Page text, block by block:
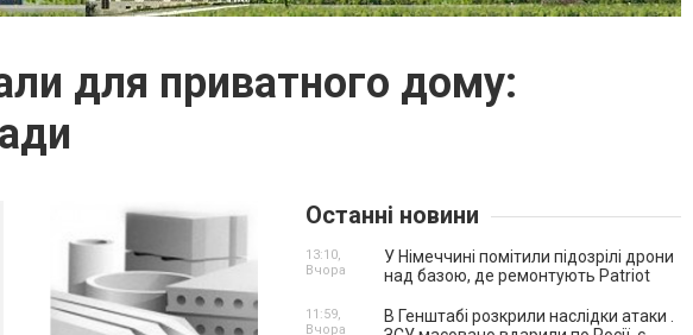
для приватного дому:
Останні новини
У Німеччині помітили підозрілі дрони
над базою, де ремонтують Patriot
13:10,
Вчора
В Генштабі розкрили наслідки атаки .
11:59,
Вчора